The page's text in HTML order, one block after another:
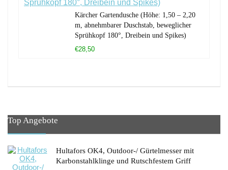
Kärcher Gartendusche (Höhe: 1,50 – 2,20
m, abnehmbarer Duschstab, beweglicher
Sprühkopf 180°, Dreibein und Spikes)
€28,50
Top Angebote
Hultafors OK4, Outdoor-/ Gürtelmesser mit
Karbonstahlklinge und Rutschfestem Griff